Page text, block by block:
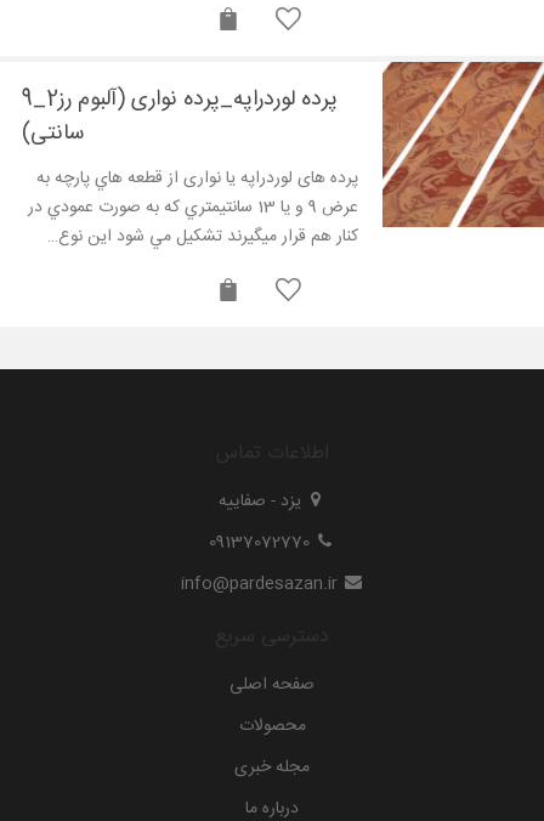
پرده لوردراپه_پرده نواری (آلبوم رز2_9
سانتی)
پرده های لوردراپه یا نواری از قطعه هاي پارچه به
عرض 9 و يا 13 سانتيمتري که به صورت عمودي در
کنار هم قرار ميگيرند تشکيل مي شود این نوع…
یزد - صفاییه
09137072770
info@pardesazan.ir
صفحه اصلی
محصولات
مجله خبری
درباره ما